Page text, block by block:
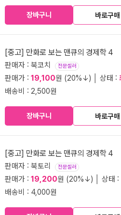
장바구니 바로구매
[중고] 만화로 보는 맨큐의 경제학 4
판매자 : 북코치 전문셀러
판매가 : 19,100원 (20%↓) │ 상태 :
배송비 : 2,500원
장바구니 바로구매
[중고] 만화로 보는 맨큐의 경제학 4
판매자 : 북토리 전문셀러
판매가 : 19,200원 (20%↓) │ 상태 :
배송비 : 4,000원